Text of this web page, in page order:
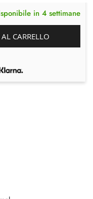
in 4 settimane
CARRELLO